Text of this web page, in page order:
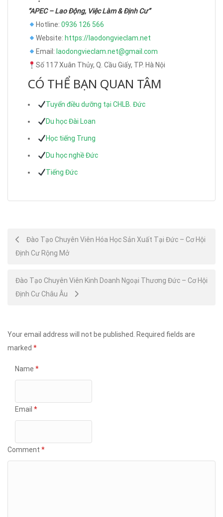
“APEC – Lao Động, Việc Làm & Định Cư”
Hotline: 0936 126 566
Website: https://laodongvieclam.net
Email: laodongvieclam.net@gmail.com
Số 117 Xuân Thủy, Q. Cầu Giấy, TP. Hà Nội
CÓ THỂ BẠN QUAN TÂM
Tuyển điều dưỡng tại CHLB. Đức
Du học Đài Loan
Học tiếng Trung
Du học nghề Đức
Tiếng Đức
Post
navigation
Đào Tạo Chuyên Viên Hóa Học Sản Xuất Tại Đức – Cơ Hội
Định Cư Rộng Mở
Đào Tạo Chuyên Viên Kinh Doanh Ngoại Thương Đức – Cơ Hội
Định Cư Châu Âu
Your email address will not be published. Required fields are
marked *
Name *
Email *
Comment *